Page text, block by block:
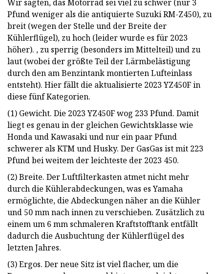
Wir sagten, das Motorrad sei viel zu schwer (nur 3
Pfund weniger als die antiquierte Suzuki RM-Z450), zu
breit (wegen der Stelle und der Breite der
Kühlerflügel), zu hoch (leider wurde es für 2023
höher). , zu sperrig (besonders im Mittelteil) und zu
laut (wobei der größte Teil der Lärmbelästigung
durch den am Benzintank montierten Lufteinlass
entsteht). Hier fällt die aktualisierte 2023 YZ450F in
diese fünf Kategorien.
(1) Gewicht. Die 2023 YZ450F wog 233 Pfund. Damit
liegt es genau in der gleichen Gewichtsklasse wie
Honda und Kawasaki und nur ein paar Pfund
schwerer als KTM und Husky. Der GasGas ist mit 223
Pfund bei weitem der leichteste der 2023 450.
(2) Breite. Der Luftfilterkasten atmet nicht mehr
durch die Kühlerabdeckungen, was es Yamaha
ermöglichte, die Abdeckungen näher an die Kühler
und 50 mm nach innen zu verschieben. Zusätzlich zu
einem um 6 mm schmaleren Kraftstofftank entfällt
dadurch die Ausbuchtung der Kühlerflügel des
letzten Jahres.
(3) Ergos. Der neue Sitz ist viel flacher, um die